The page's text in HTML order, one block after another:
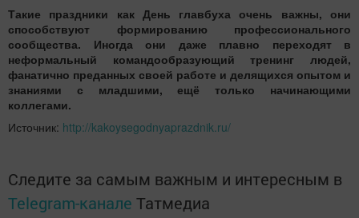
Такие праздники как День главбуха очень важны, они
способствуют формированию профессионального
сообщества. Иногда они даже плавно переходят в
неформальный командообразующий тренинг людей,
фанатично преданных своей работе и делящихся опытом и
знаниями с младшими, ещё только начинающими
коллегами.
Источник: http://kakoysegodnyaprazdnik.ru/
Следите за самым важным и интересным в
Telegram-канале Татмедиа